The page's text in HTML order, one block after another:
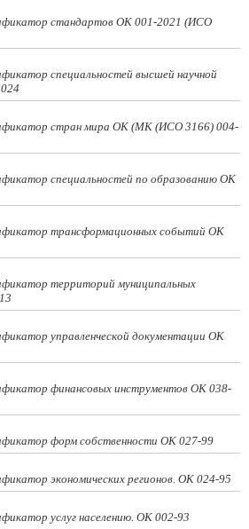
стандартов ОК 001-2021 (ИСО
специальностей высшей научной
стран мира ОК (МК (ИСО 3166) 004-
специальностей по образованию ОК
трансформационных событий ОК
территорий муниципальных
управленческой документации ОК
финансовых инструментов OK 038-
форм собственности ОК 027-99
экономических регионов. ОК 024-95
услуг населению. ОК 002-93